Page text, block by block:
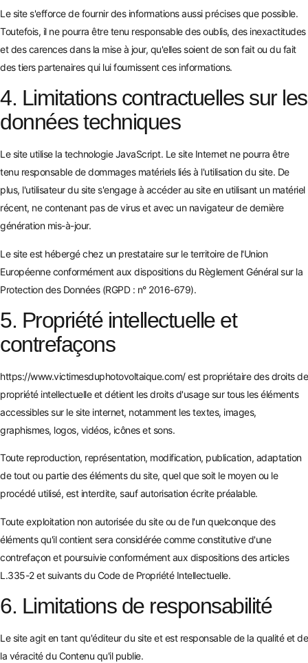
Le site s'efforce de fournir des informations aussi précises que possible.
Toutefois, il ne pourra être tenu responsable des oublis, des inexactitudes
et des carences dans la mise à jour, qu'elles soient de son fait ou du fait
des tiers partenaires qui lui fournissent ces informations.
4. Limitations contractuelles sur les
données techniques
Le site utilise la technologie JavaScript. Le site Internet ne pourra être
tenu responsable de dommages matériels liés à l'utilisation du site. De
plus, l'utilisateur du site s'engage à accéder au site en utilisant un matériel
récent, ne contenant pas de virus et avec un navigateur de dernière
génération mis-à-jour.
Le site est hébergé chez un prestataire sur le territoire de l'Union
Européenne conformément aux dispositions du Règlement Général sur la
Protection des Données (RGPD : n° 2016-679).
5. Propriété intellectuelle et
contrefaçons
https://www.victimesduphotovoltaique.com/est propriétaire des droits de
propriété intellectuelle et détient les droits d'usage sur tous les éléments
accessibles sur le site internet, notamment les textes, images,
graphismes, logos, vidéos, icônes et sons.
Toute reproduction, représentation, modification, publication, adaptation
de tout ou partie des éléments du site, quel que soit le moyen ou le
procédé utilisé, est interdite, sauf autorisation écrite préalable.
Toute exploitation non autorisée du site ou de l'un quelconque des
éléments qu'il contient sera considérée comme constitutive d'une
contrefaçon et poursuivie conformément aux dispositions des articles
L.335-2 et suivants du Code de Propriété Intellectuelle.
6. Limitations de responsabilité
Le site agit en tant qu'éditeur du site et est responsable de la qualité et de
la véracité du Contenu qu'il publie.